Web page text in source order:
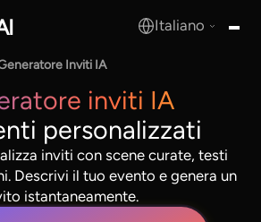
Italiano
Inviti IA
inviti IA
personalizzati
inviti con scene curate, testi
Descrivi il tuo evento e genera un
istantaneamente.